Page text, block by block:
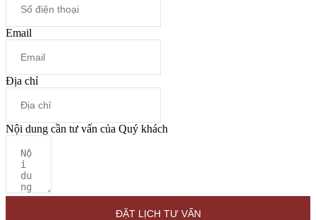
Email
Địa chỉ
Nội dung cần tư vấn của Quý khách
ĐẶT LỊCH TƯ VẤN